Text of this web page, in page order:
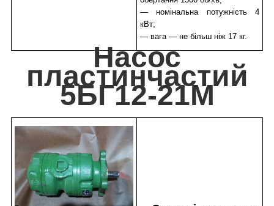
— номінальна потужність 4
кВт;
— вага — не більш ніж 17 кг.
Насос
пластинчастий
5БГ12-21М